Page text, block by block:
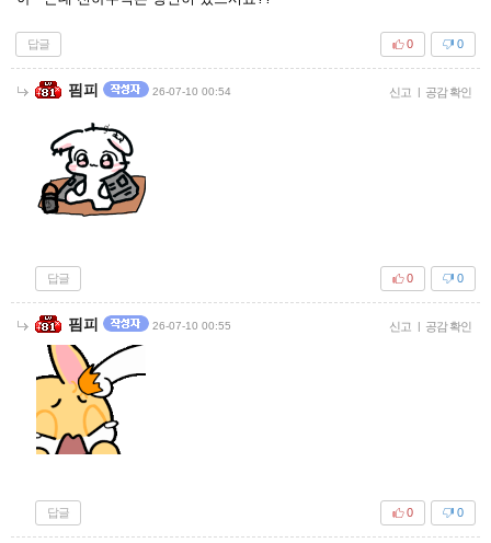
답글 0
0
핌피 26-07-10 00:54 신고 | 공감 확인
답글 0
0
핌피 26-07-10 00:55 신고 | 공감 확인
답글 0
0